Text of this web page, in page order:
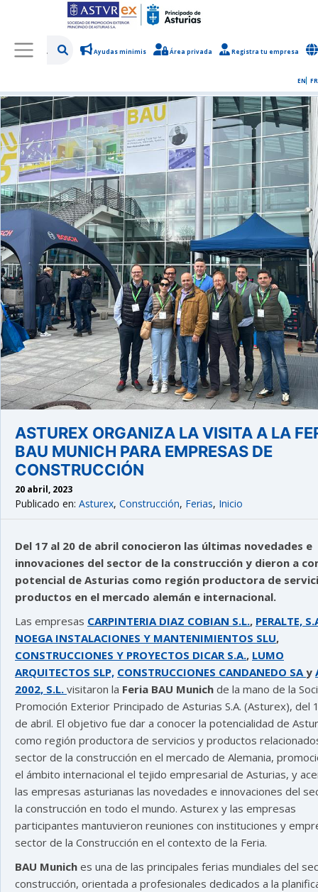
Ayudas minimis Área privada Registra tu empresa
EN FR
ASTUREX ORGANIZA LA VISITA A LA
BAU MUNICH PARA EMPRESAS DE
CONSTRUCCIÓN
20 abril, 2023
Publicado en: Asturex, Construcción, Ferias, Inicio
Del 17 al 20 de abril conocieron las últimas novedades e
innovaciones del sector de la construcción y dieron a
potencial de Asturias como región productora de
productos en el mercado alemán e internacional.
Las empresas CARPINTERIA DIAZ COBIAN S.L., PERALTE,
NOEGA INSTALACIONES Y MANTENIMIENTOS SLU,
CONSTRUCCIONES Y PROYECTOS DICAR S.A., LUMO
ARQUITECTOS SLP, CONSTRUCCIONES CANDANEDO SA y
2002, S.L. visitaron la Feria BAU Munich de la mano de la
Promoción Exterior Principado de Asturias S.A. (Asturex), del
de abril. El objetivo fue dar a conocer la potencialidad de
como región productora de servicios y productos
sector de la construcción en el mercado de Alemania,
el ámbito internacional el tejido empresarial de Asturias, y
las empresas asturianas las novedades e innovaciones del
la construcción en todo el mundo. Asturex y las empresas
participantes mantuvieron reuniones con instituciones y
sector de la Construcción en el contexto de la Feria.
BAU Munich es una de las principales ferias mundiales del
construcción, orientada a profesionales dedicados a la